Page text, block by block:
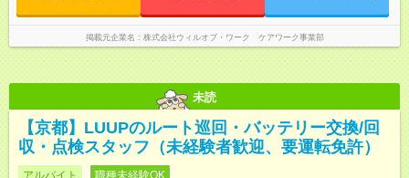
掲載元企業名 株式会社ウィルオブ・ワーク ケアワーク事業部
未読
【京都】LUUPのルート巡回・バッテリー交換/回
収・点検スタッフ（未経験者歓迎、要運転免許）
アルバイト 職種未経験OK